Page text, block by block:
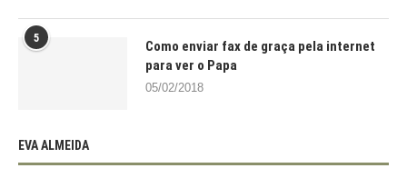
5
Como enviar fax de graça pela internet
para ver o Papa
05/02/2018
EVA ALMEIDA